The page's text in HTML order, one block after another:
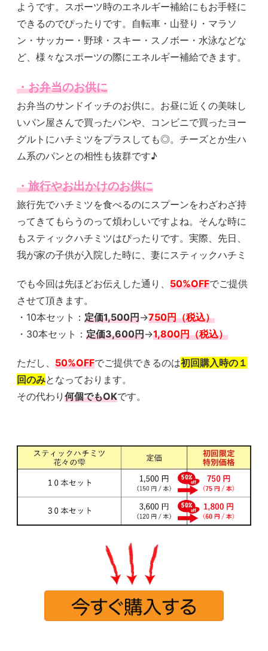
ようです。スポーツ時のエネルギー補給にもお手軽に
できるのでぴったりです。自転車・山登り・マラソ
ン・サッカー・野球・スキー・スノボー・水泳などな
ど、様々なスポーツの際にエネルギー補給できます。
・お弁当のお供に
お弁当のサンドイッチのお供に。お昼に近くの美味し
いパン屋さんで買ったパンや、コンビニで買ったヨー
グルトにハチミツをプラスしても◎。チーズとか生ハ
ム系のパンとの相性も抜群です♪
・旅行やお出かけのお供に
旅行先でハチミツを食べるのにスプーンをわざわざ持
ってきてもらうのって煩わしいですよね。そんな時に
もスティックハチミツはぴったりです。実際、先日、
我が家の子供が入院した時に、妻にスティックハチミ
でも今回は先ほどお伝えした通り、 50%OFFでご提供
させて頂きます。
・10本セット： 定価1,500円→750円（税込）
・30本セット： 定価3,600円→1,800円（税込）
ただし、 50%OFFでご提供できるのは初回購入時の１
回のみとなっております。
その代わり 何個でもOKです。